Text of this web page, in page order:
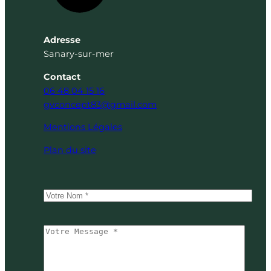
Adresse
Sanary-sur-mer
Contact
06 48 04 15 16
gvconcept83@gmail.com
Mentions Légales
Plan du site